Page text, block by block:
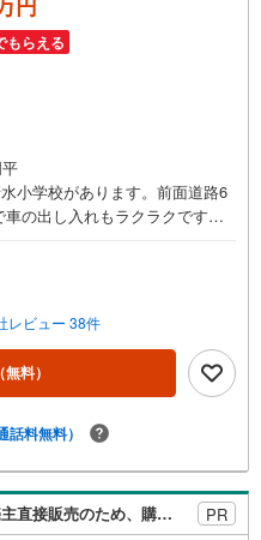
もらえる
小学校があります。前面道路6
の出し入れもラクラクです。
制限が緩いことに加え、3000
の建築物も建てることが可能
面積は85平米（公簿）となっ
方には、こちらの売地はいか
る角地で毎日を爽やかに送るこ
ょうか。【年中無休/9:00～21:0
地を見学する」ボタンよりご予
のご相談○ライフプランのシミ
TOWNSからお客様へ経験豊富
お客様に合った物件をご紹介さ
レビュー 38件
（無料）
話料無料）
厚木市船子 売地 全9区画～売主直接販売のため、購入初期費用を抑えられます～ PR